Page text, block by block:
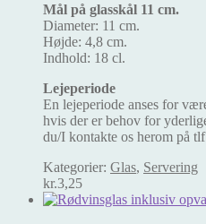
Mål på glasskål 11 cm.
Diameter: 11 cm.
Højde: 4,8 cm.
Indhold: 18 cl.
Lejeperiode
En lejeperiode anses for
hvis der er behov for
du/I kontakte os herom på
Kategorier: Glas, Servering
kr.3,25